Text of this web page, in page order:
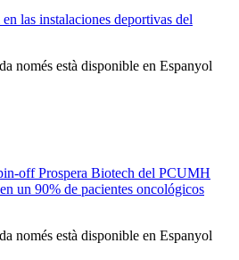
las instalaciones deportivas del
només està disponible en Espanyol
off Prospera Biotech del PCUMH
un 90% de pacientes oncológicos
només està disponible en Espanyol